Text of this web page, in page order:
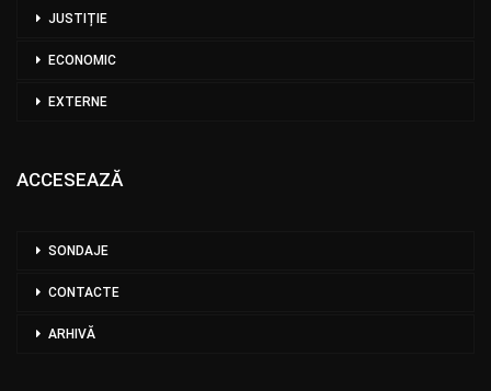
JUSTIȚIE
ECONOMIC
EXTERNE
ACCESEAZĂ
SONDAJE
CONTACTE
ARHIVĂ